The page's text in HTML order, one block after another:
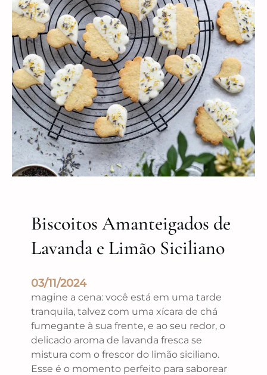
Biscoitos Amanteigados de
Lavanda e Limão Siciliano
03/11/2024
magine a cena: você está em uma tarde
tranquila, talvez com uma xícara de chá
fumegante à sua frente, e ao seu redor, o
delicado aroma de lavanda fresca se
mistura com o frescor do limão siciliano.
Esse é o momento perfeito para saborear